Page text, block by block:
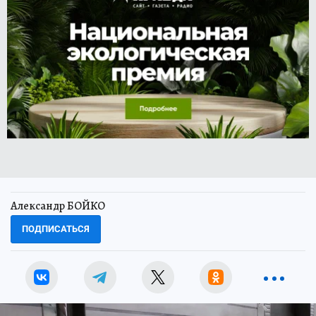
Александр БОЙКО
ПОДПИСАТЬСЯ